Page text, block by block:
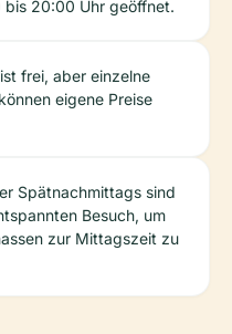
bis 20:00 Uhr geöffnet.
frei, aber einzelne
eigene Preise
Spätnachmittags sind
Besuch, um
zur Mittagszeit zu